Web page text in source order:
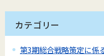
カテゴリー
第3期総合戦略策定に係